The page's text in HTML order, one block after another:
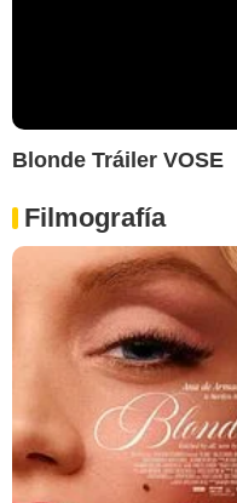
Blonde Tráiler VOSE
Filmografía